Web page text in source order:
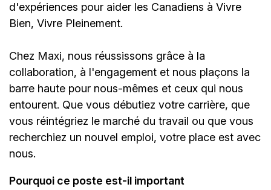
d'expériences pour aider les Canadiens à Vivre
Bien, Vivre Pleinement.
Chez Maxi, nous réussissons grâce à la
collaboration, à l'engagement et nous plaçons la
barre haute pour nous-mêmes et ceux qui nous
entourent. Que vous débutiez votre carrière, que
vous réintégriez le marché du travail ou que vous
recherchiez un nouvel emploi, votre place est avec
nous.
Pourquoi ce poste est-il important